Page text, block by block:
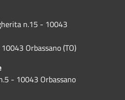
n.15 - 10043
Orbassano (TO)
- 10043 Orbassano